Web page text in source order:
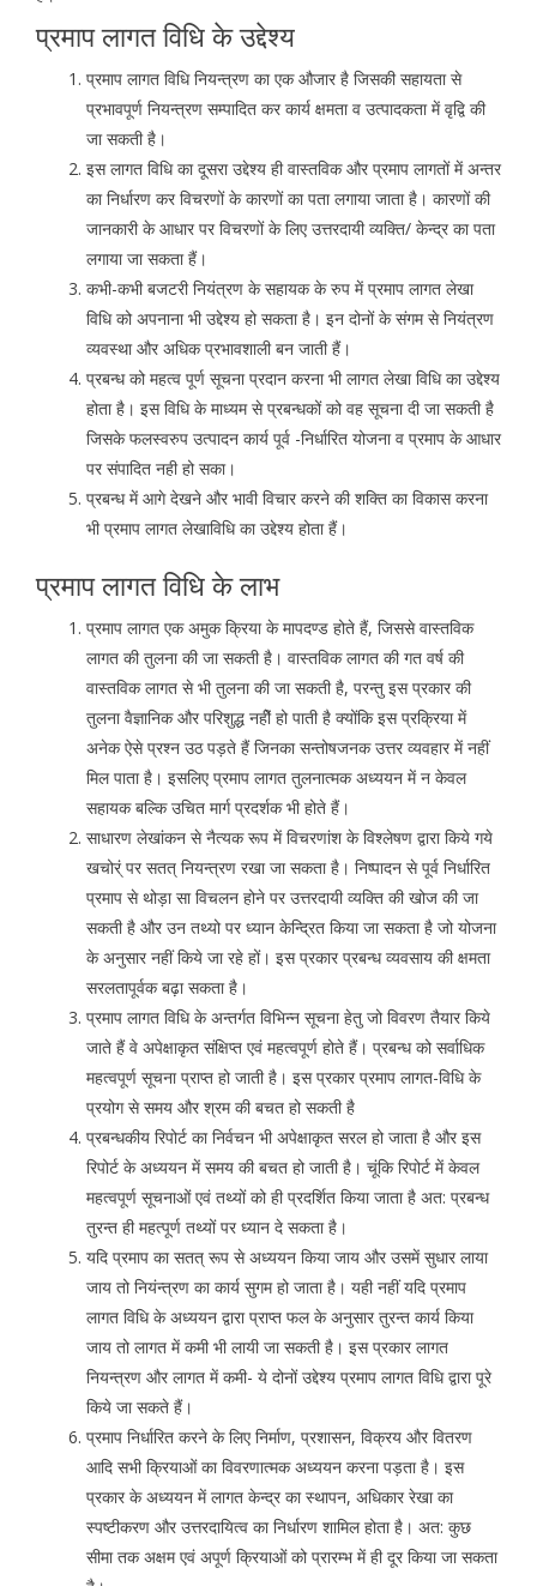
प्रमाप लागत विधि के उद्देश्य
प्रमाप लागत विधि नियन्त्रण का एक औजार है जिसकी सहायता से
प्रभावपूर्ण नियन्त्रण सम्पादित कर कार्य क्षमता व उत्पादकता में वृद्वि की
जा सकती है।
इस लागत विधि का दूसरा उद्देश्य ही वास्तविक और प्रमाप लागतों में अन्तर
का निर्धारण कर विचरणों के कारणों का पता लगाया जाता है। कारणों की
जानकारी के आधार पर विचरणों के लिए उत्तरदायी व्यक्ति/ केन्द्र का पता
लगाया जा सकता हैं।
कभी-कभी बजटरी नियंत्रण के सहायक के रुप में प्रमाप लागत लेखा
विधि को अपनाना भी उद्देश्य हो सकता है। इन दोनों के संगम से नियंत्रण
व्यवस्था और अधिक प्रभावशाली बन जाती हैं।
प्रबन्ध को महत्व पूर्ण सूचना प्रदान करना भी लागत लेखा विधि का उद्देश्य
होता है। इस विधि के माध्यम से प्रबन्धकों को वह सूचना दी जा सकती है
जिसके फलस्वरुप उत्पादन कार्य पूर्व -निर्धारित योजना व प्रमाप के आधार
पर संपादित नही हो सका।
प्रबन्ध में आगे देखने और भावी विचार करने की शक्ति का विकास करना
भी प्रमाप लागत लेखाविधि का उद्देश्य होता हैं।
प्रमाप लागत विधि के लाभ
प्रमाप लागत एक अमुक क्रिया के मापदण्ड होते हैं, जिससे वास्तविक
लागत की तुलना की जा सकती है। वास्तविक लागत की गत वर्ष की
वास्तविक लागत से भी तुलना की जा सकती है, परन्तु इस प्रकार की
तुलना वैज्ञानिक और परिशुद्ध नहीें हो पाती है क्योंकि इस प्रक्रिया में
अनेक ऐसे प्रश्न उठ पड़ते हैं जिनका सन्तोषजनक उत्तर व्यवहार में नहीं
मिल पाता है। इसलिए प्रमाप लागत तुलनात्मक अध्ययन में न केवल
सहायक बल्कि उचित मार्ग प्रदर्शक भी होते हैं।
साधारण लेखांकन से नैत्यक रूप में विचरणांश के विश्लेषण द्वारा किये गये
खचोर्ं पर सतत् नियन्त्रण रखा जा सकता है। निष्पादन से पूर्व निर्धारित
प्रमाप से थोड़ा सा विचलन होने पर उत्तरदायी व्यक्ति की खोज की जा
सकती है और उन तथ्यो पर ध्यान केन्द्रित किया जा सकता है जो योजना
के अनुसार नहीं किये जा रहे हों। इस प्रकार प्रबन्ध व्यवसाय की क्षमता
सरलतापूर्वक बढ़ा सकता है।
प्रमाप लागत विधि के अन्तर्गत विभिन्न सूचना हेतु जो विवरण तैयार किये
जाते हैं वे अपेक्षाकृत संक्षिप्त एवं महत्वपूर्ण होते हैं। प्रबन्ध को सर्वाधिक
महत्वपूर्ण सूचना प्राप्त हो जाती है। इस प्रकार प्रमाप लागत-विधि के
प्रयोग से समय और श्रम की बचत हो सकती है
प्रबन्धकीय रिपोर्ट का निर्वचन भी अपेक्षाकृत सरल हो जाता है और इस
रिपोर्ट के अध्ययन में समय की बचत हो जाती है। चूंकि रिपोर्ट में केवल
महत्वपूर्ण सूचनाओं एवं तथ्यों को ही प्रदर्शित किया जाता है अत: प्रबन्ध
तुरन्त ही महत्पूर्ण तथ्यों पर ध्यान दे सकता है।
यदि प्रमाप का सतत् रूप से अध्ययन किया जाय और उसमें सुधार लाया
जाय तो नियंन्त्रण का कार्य सुगम हो जाता है। यही नहीं यदि प्रमाप
लागत विधि के अध्ययन द्वारा प्राप्त फल के अनुसार तुरन्त कार्य किया
जाय तो लागत में कमी भी लायी जा सकती है। इस प्रकार लागत
नियन्त्रण और लागत में कमी- ये दोनों उद्देश्य प्रमाप लागत विधि द्वारा पूरे
किये जा सकते हैं।
प्रमाप निर्धारित करने के लिए निर्माण, प्रशासन, विक्रय और वितरण
आदि सभी क्रियाओं का विवरणात्मक अध्ययन करना पड़ता है। इस
प्रकार के अध्ययन में लागत केन्द्र का स्थापन, अधिकार रेखा का
स्पष्टीकरण और उत्तरदायित्व का निर्धारण शामिल होता है। अत: कुछ
सीमा तक अक्षम एवं अपूर्ण क्रियाओं को प्रारम्भ में ही दूर किया जा सकता